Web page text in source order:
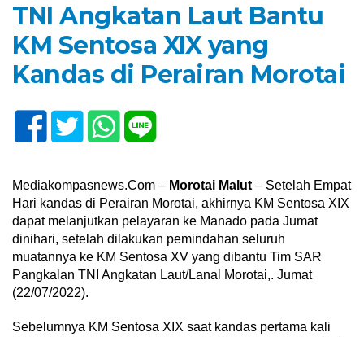
TNI Angkatan Laut Bantu
KM Sentosa XIX yang
Kandas di Perairan Morotai
Mediakompasnews.Com – Morotai Malut – Setelah Empat
Hari kandas di Perairan Morotai, akhirnya KM Sentosa XIX
dapat melanjutkan pelayaran ke Manado pada Jumat
dinihari, setelah dilakukan pemindahan seluruh
muatannya ke KM Sentosa XV yang dibantu Tim SAR
Pangkalan TNI Angkatan Laut/Lanal Morotai,. Jumat
(22/07/2022).
Sebelumnya KM Sentosa XIX saat kandas pertama kali